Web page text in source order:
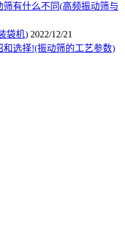
有什么不同(高频振动筛与
袋机) 2022/12/21
选择!(振动筛的工艺参数)